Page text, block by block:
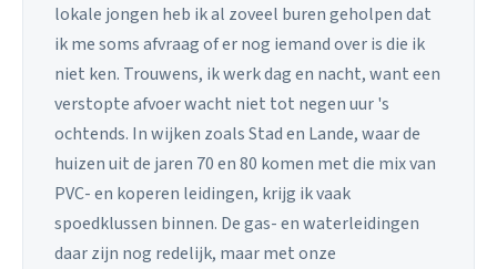
lokale jongen heb ik al zoveel buren geholpen dat
ik me soms afvraag of er nog iemand over is die ik
niet ken. Trouwens, ik werk dag en nacht, want een
verstopte afvoer wacht niet tot negen uur 's
ochtends. In wijken zoals Stad en Lande, waar de
huizen uit de jaren 70 en 80 komen met die mix van
PVC- en koperen leidingen, krijg ik vaak
spoedklussen binnen. De gas- en waterleidingen
daar zijn nog redelijk, maar met onze